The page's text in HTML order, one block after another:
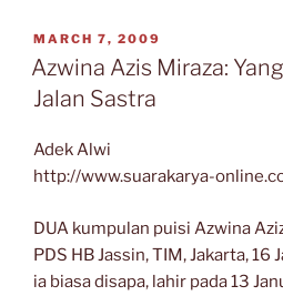
Mustafa
POSTED
ON
MARCH 7, 2009
Azwina Azis Miraza:
Jalan Sastra
Adek Alwi
http://www.suarakarya-
DUA kumpulan puisi Azwina
PDS HB Jassin, TIM, Jakarta,
ia biasa disapa, lahir pada 13